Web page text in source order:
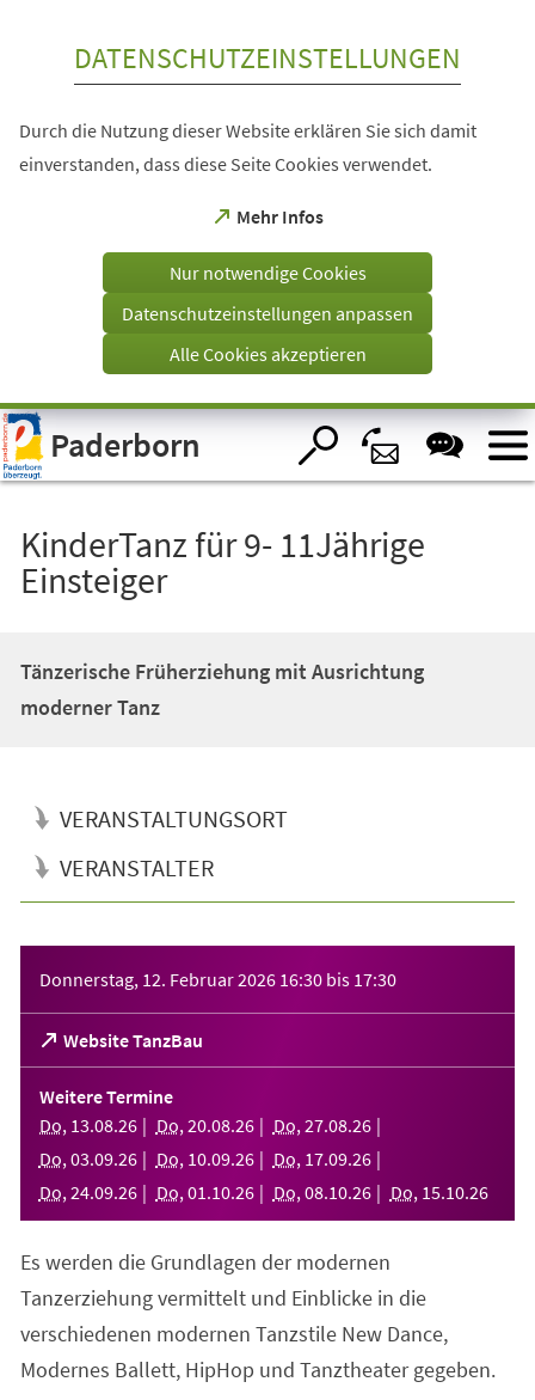
Visuelle
Assistenzsoftware
öffnen.
DATENSCHUTZEINSTELLUNGEN
Durch die Nutzung dieser Website erklären Sie sich damit
einverstanden, dass diese Seite Cookies verwendet.
Mehr Infos
(Öffnet
einem
Tab)
Nur notwendige Cookies
Datenschutzeinstellungen anpassen
Alle Cookies akzeptieren
Paderborn
KinderTanz für 9- 11Jährige
Einsteiger
Tänzerische Früherziehung mit Ausrichtung
moderner Tanz
VERANSTALTUNGSORT
VERANSTALTER
Donnerstag, 12. Februar 2026 16:30 bis 17:30
Website TanzBau
(Öffnet
in
einem
neuen
Tab)
Weitere Termine
Do, 13.08.26 Do, 20.08.26 Do, 27.08.26
Do, 03.09.26 Do, 10.09.26 Do, 17.09.26
Do, 24.09.26 Do, 01 .10.26 Do, 08.10.26 Do, 15.10.26
Es werden die Grundlagen der modernen
Tanzerziehung vermittelt und Einblicke in die
verschiedenen modernen Tanzstile New Dance,
Modernes Ballett, HipHop und Tanztheater gegeben.